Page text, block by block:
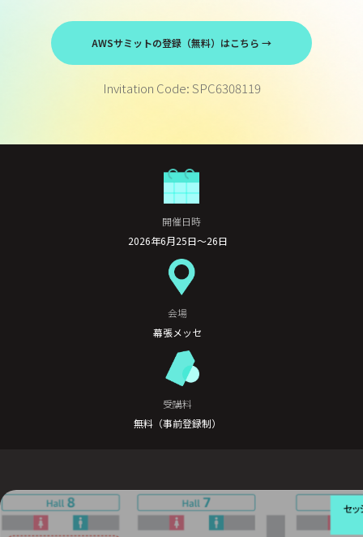
AWSサミットの登録（無料）はこちら →
Invitation Code: SPC6308119
開催日時
2026年6月25日～26日
会場
幕張メッセ
受講料
無料（事前登録制）